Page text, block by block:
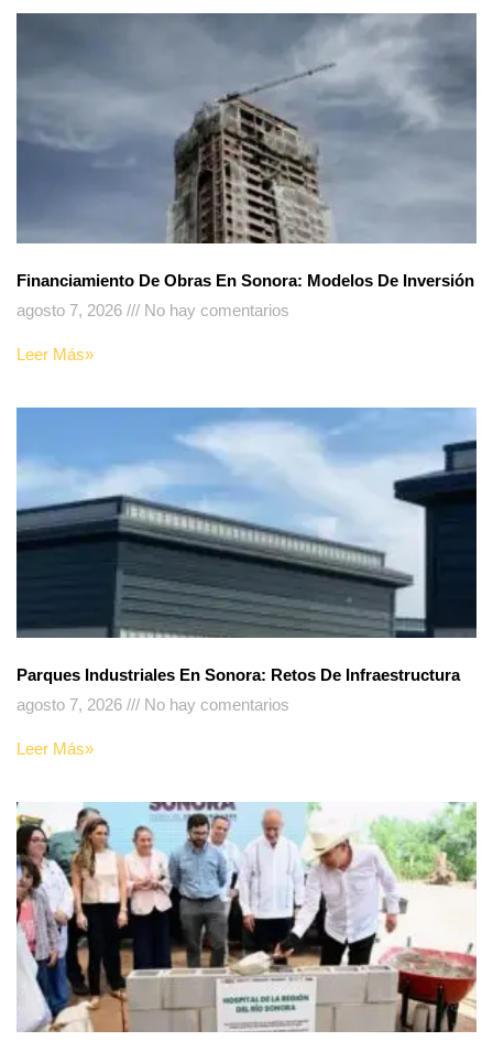
Financiamiento De Obras En Sonora: Modelos De Inversión
agosto 7, 2026
No hay comentarios
Leer Más»
Parques Industriales En Sonora: Retos De Infraestructura
agosto 7, 2026
No hay comentarios
Leer Más»